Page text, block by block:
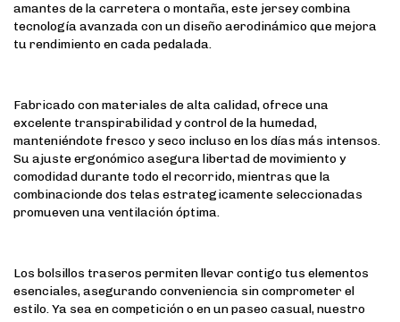
amantes de la carretera o montaña, este jersey combina
tecnología avanzada con un diseño aerodinámico que mejora
tu rendimiento en cada pedalada.
Fabricado con materiales de alta calidad, ofrece una
excelente transpirabilidad y control de la humedad,
manteniéndote fresco y seco incluso en los días más intensos.
Su ajuste ergonómico asegura libertad de movimiento y
comodidad durante todo el recorrido, mientras que la
combinacionde dos telas estrategicamente seleccionadas
promueven una ventilación óptima.
Los bolsillos traseros permiten llevar contigo tus elementos
esenciales, asegurando conveniencia sin comprometer el
estilo. Ya sea en competición o en un paseo casual, nuestro